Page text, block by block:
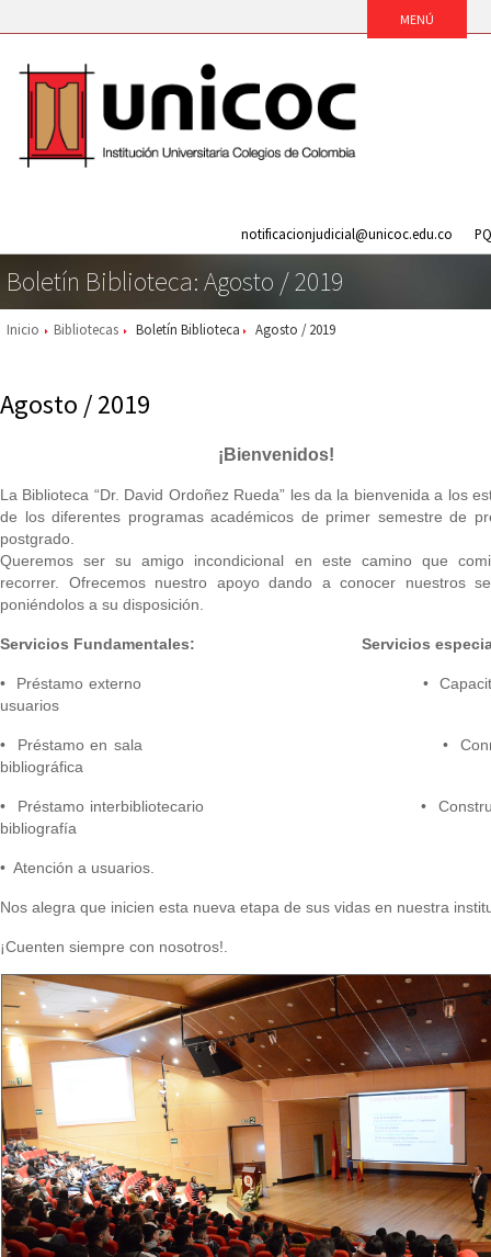
notificacionjudicial@unicoc.edu.co
Boletín Biblioteca: Agosto / 2019
Inicio Bibliotecas Boletín Biblioteca Agosto / 2019
Agosto / 2019
¡Bienvenidos!
La Biblioteca “Dr. David Ordoñez Rueda” les da la bienvenida a los
de los diferentes programas académicos de primer semestre de
postgrado.
Queremos ser su amigo incondicional en este camino que
recorrer. Ofrecemos nuestro apoyo dando a conocer nuestros
poniéndolos a su disposición.
Servicios Fundamentales: Servicios
• Préstamo externo •
usuarios
• Préstamo en sala •
bibliográfica
• Préstamo interbibliotecario •
bibliografía
• Atención a usuarios.
Nos alegra que inicien esta nueva etapa de sus vidas en nuestra
¡Cuenten siempre con nosotros!.